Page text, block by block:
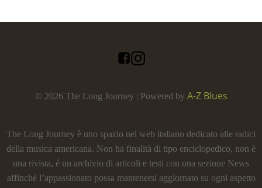
© 2026 The Long Journey | Powered by A-Z Blues
The Long Journey è uno spazio nel web italiano dedicato alle radici
della musica americana. Non ha finalità di tipo enciclopedico, non è
una rivista, é un archivio di articoli e testi con una sezione News
affinché l’appassionato possa mantenersi aggiornato su ogni aspetto